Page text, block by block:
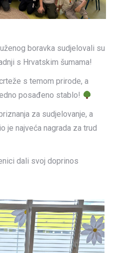
boravka sudjelovali su
s Hrvatskim šumama!
s temom prirode, a
posađeno stablo!
za sudjelovanje, a
je najveća nagrada za trud
dali svoj doprinos